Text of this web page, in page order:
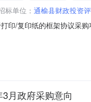
标单位： 通榆县财政投资
印/复印纸的框架协议采
目所在行政区划名称:吉
月政府采购意向